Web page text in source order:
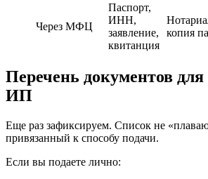
Через МФЦ
Паспорт,
ИНН,
заявление,
квитанция
копия
Перечень документов
ИП
Еще раз зафиксируем. Список не
привязанный к способу подачи.
Если вы подаете лично: